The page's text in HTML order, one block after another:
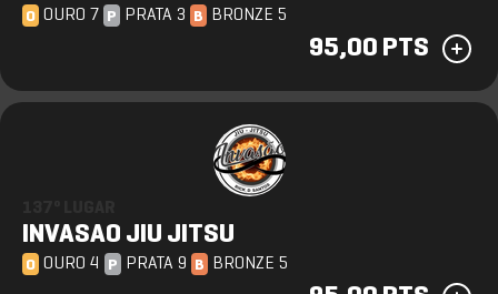
O OURO 7 P PRATA 3 B BRONZE 5
95,00 PTS
INVASAO JIU JITSU
O OURO 4 P PRATA 9 B BRONZE 5